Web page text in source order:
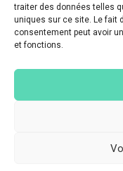
traiter des données telles
uniques sur ce site. Le fait
consentement peut avoir
et fonctions.
Service municipal
Aide à la personne en
Télé-alerte
Collecte des déchets
Application Mes